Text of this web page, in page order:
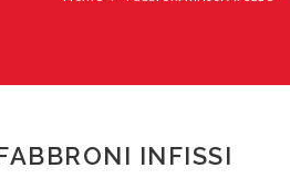
INFISSI